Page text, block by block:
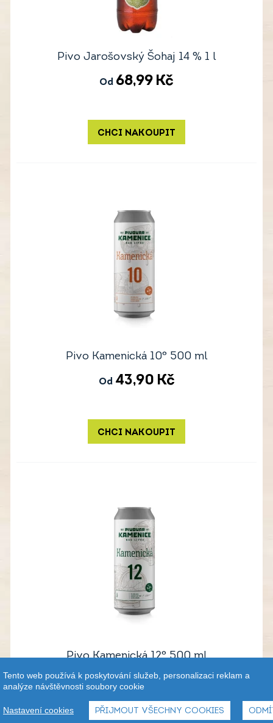
Pivo Jarošovský Šohaj 14 % 1 l
Od 68,99 Kč
CHCI NAKOUPIT
Pivo Kamenická 10° 500 ml
Od 43,90 Kč
CHCI NAKOUPIT
Pivo Kamenická 12° 500 ml
Od49,90Kč
Tento web používá k poskytování služeb, personalizaci reklam a
analýze návštěvnosti soubory cookie
Nastavení cookies PŘIJMOUT VŠECHNY COOKIES